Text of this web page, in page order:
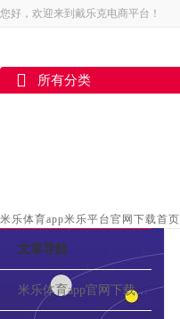
您好，欢迎来到戴乐克电商平台！
所有分类
米乐体育app米乐平台官网下载首页
文章导航
米乐体育app官网下载的介绍